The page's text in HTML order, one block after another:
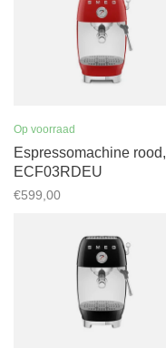
Op voorraad
Espressomachine rood,
ECF03RDEU
€599,00